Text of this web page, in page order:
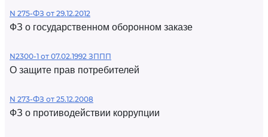
N 275-ФЗ от 29.12.2012
ФЗ о государственном оборонном заказе
N2300-1 от 07.02.1992 ЗППП
О защите прав потребителей
N 273-ФЗ от 25.12.2008
ФЗ о противодействии коррупции